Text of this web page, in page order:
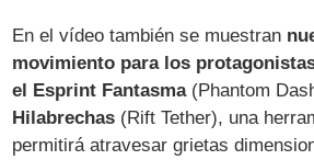
En el vídeo también se muestran
movimiento para los
el Esprint Fantasma(Phantom
Hilabrechas (Rift Tether), una
permitirá atravesar grietas